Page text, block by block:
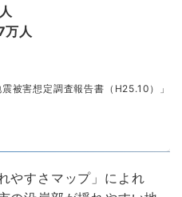
万人
被害想定調査報告書（H25.10）」
やすさマップ」によれ